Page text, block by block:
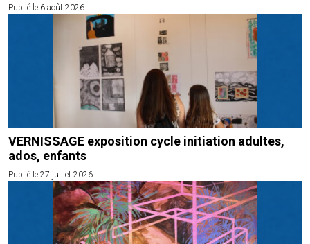
Publié le 6 août 2026
VERNISSAGE exposition cycle initiation adultes,
ados, enfants
Publié le 27 juillet 2026